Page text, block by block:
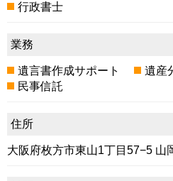
行政書士
業務
遺言書作成サポート
遺産
民事信託
住所
大阪府枚方市東山1丁目57−5 山